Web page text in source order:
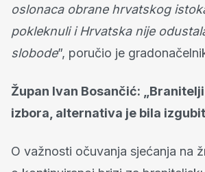
oslonaca obrane hrvatskog
pokleknuli i Hrvatska nije
slobode”, poručio je
Župan Ivan Bosančić:
izbora, alternativa je bila
O važnosti očuvanja sjećanja na